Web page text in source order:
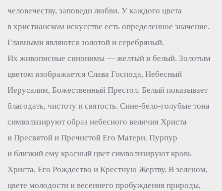
человечеству, заповеди любви. У каждого цвета
в христианском искусстве есть определенное значение.
Главными являются золотой и серебряный.
Их живописные синонимы — желтый и белый. Золотым
цветом изображается Слава Господа, Небесный
Иерусалим, Божественный Престол. Белый показывает
благодать, чистоту и святость. Сине-бело-голубые тона
символизируют образ небесного величия Христа
и Пресвятой и Пречистой Его Матери. Пурпур
и близкий ему красный цвет символизируют кровь
Христа, Его Рождество и Крестную Жертву. В зеленом,
цвете молодости и весеннего пробуждения природы,